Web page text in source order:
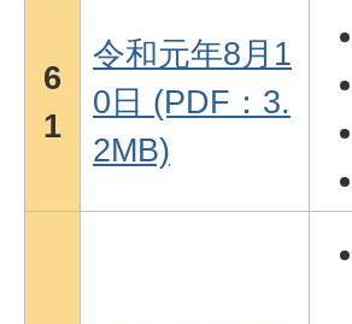
6
1
令和元年8月1
0日 (PDF：3.
2MB)